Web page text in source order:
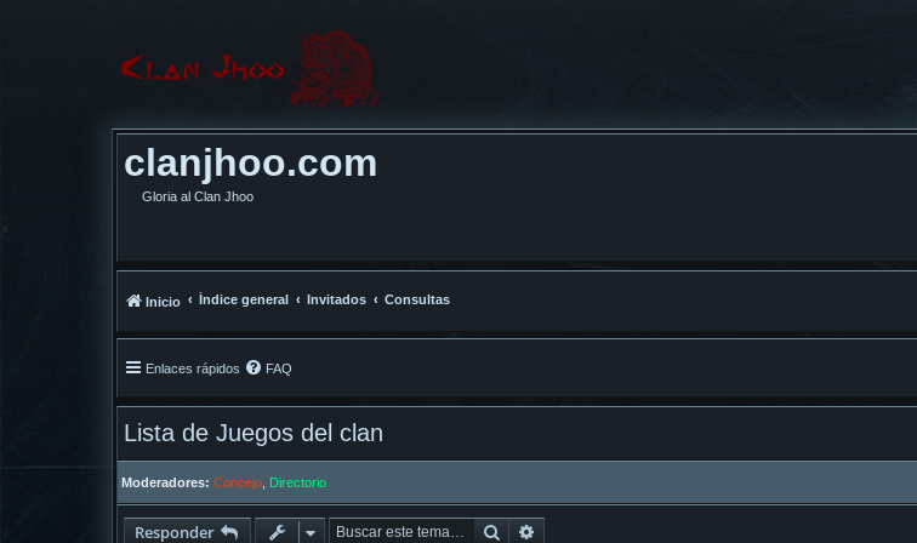
clanjhoo.com
Gloria al Clan Jhoo
Inicio Índice general Invitados Consultas
Enlaces rápidos FAQ
Lista de Juegos del clan
Moderadores: Concejo Directorio
Responder Buscar